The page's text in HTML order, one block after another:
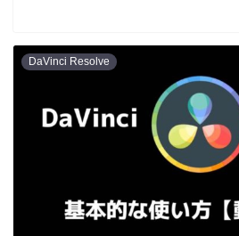
DaVinci Resolve